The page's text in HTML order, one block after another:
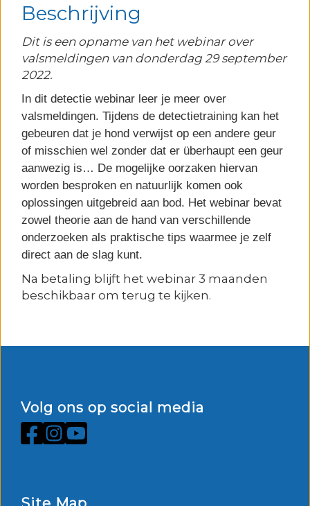
Beschrijving
Dit is een opname van het webinar over
valsmeldingen van donderdag 29 september
2022.
In dit detectie webinar leer je meer over
valsmeldingen. Tijdens de detectietraining kan het
gebeuren dat je hond verwijst op een andere geur
of misschien wel zonder dat er überhaupt een geur
aanwezig is… De mogelijke oorzaken hiervan
worden besproken en natuurlijk komen ook
oplossingen uitgebreid aan bod. Het webinar bevat
zowel theorie aan de hand van verschillende
onderzoeken als praktische tips waarmee je zelf
direct aan de slag kunt.
Na betaling blijft het webinar 3 maanden
beschikbaar om terug te kijken.
Volg ons op social media